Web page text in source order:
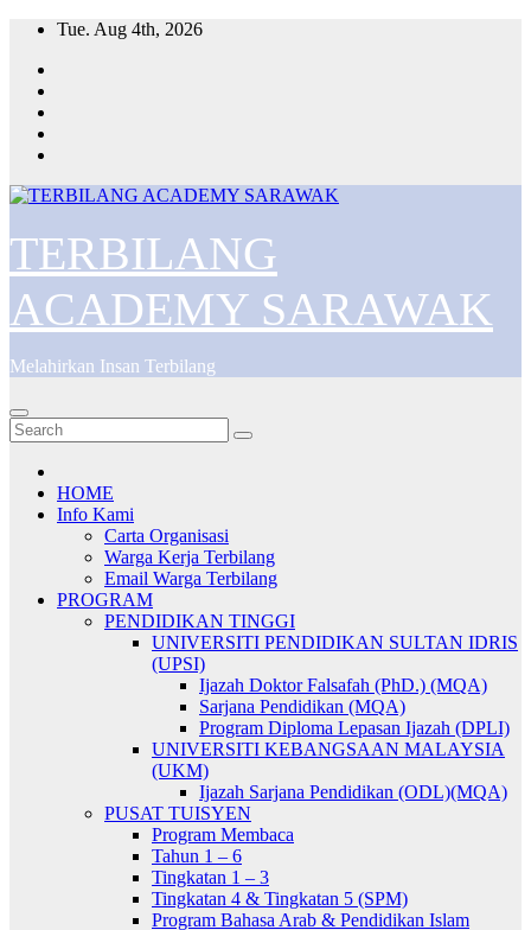
Skip
content
Tue. Aug 4th, 2026
TERBILANG
ACADEMY SARAWAK
Melahirkan Insan Terbilang
HOME
Info Kami
Carta Organisasi
Warga Kerja Terbilang
Email Warga Terbilang
PROGRAM
PENDIDIKAN TINGGI
UNIVERSITI PENDIDIKAN SULTAN IDRIS
(UPSI)
Ijazah Doktor Falsafah (PhD.) (MQA)
Sarjana Pendidikan (MQA)
Program Diploma Lepasan Ijazah (DPLI)
UNIVERSITI KEBANGSAAN MALAYSIA
(UKM)
Ijazah Sarjana Pendidikan (ODL)(MQA)
PUSAT TUISYEN
Program Membaca
Tahun 1 – 6
Tingkatan 1 – 3
Tingkatan 4 & Tingkatan 5 (SPM)
Program Bahasa Arab & Pendidikan Islam